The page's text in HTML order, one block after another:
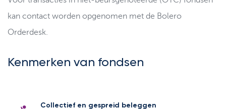
kan contact worden opgenomen met de Bolero
Orderdesk.
Kenmerken van fondsen
Collectief en gespreid beleggen